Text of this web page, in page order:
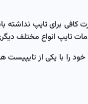
برای تایپ نداشته
تایپ انواع مختلف
خود را با یکی از تایپیست